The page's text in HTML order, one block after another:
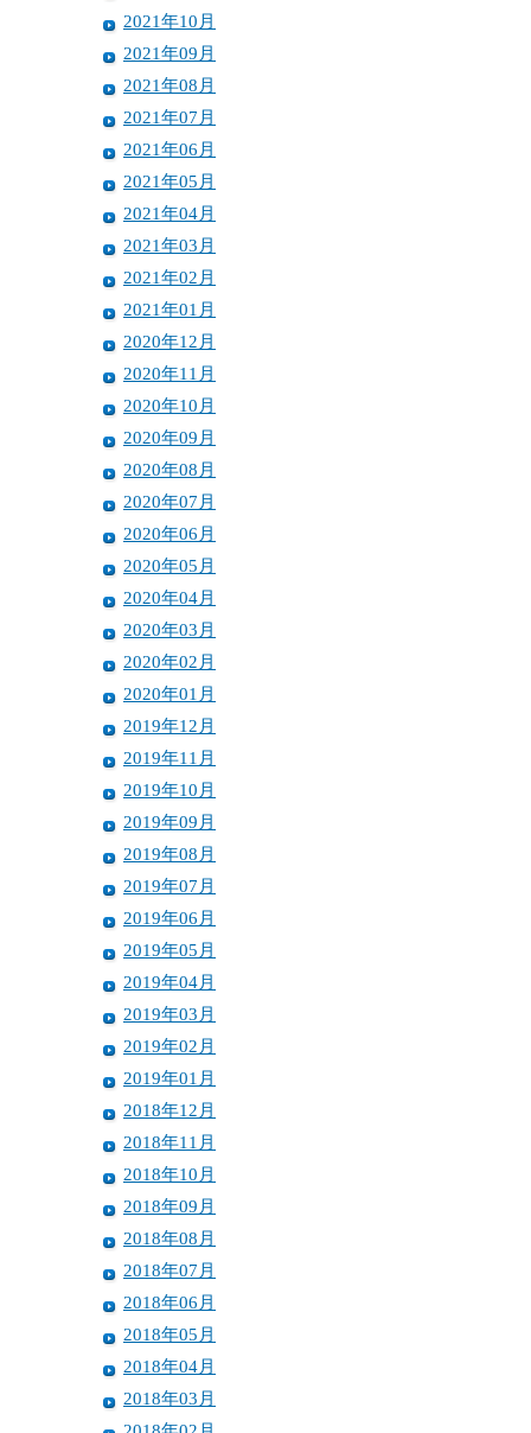
2021年10月
2021年09月
2021年08月
2021年07月
2021年06月
2021年05月
2021年04月
2021年03月
2021年02月
2021年01月
2020年12月
2020年11月
2020年10月
2020年09月
2020年08月
2020年07月
2020年06月
2020年05月
2020年04月
2020年03月
2020年02月
2020年01月
2019年12月
2019年11月
2019年10月
2019年09月
2019年08月
2019年07月
2019年06月
2019年05月
2019年04月
2019年03月
2019年02月
2019年01月
2018年12月
2018年11月
2018年10月
2018年09月
2018年08月
2018年07月
2018年06月
2018年05月
2018年04月
2018年03月